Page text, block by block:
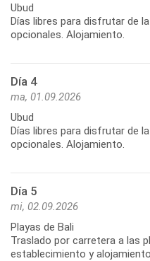
Ubud
Días libres para disfrutar de
opcionales. Alojamiento.
Día 4
ma, 01.09.2026
Ubud
Días libres para disfrutar de
opcionales. Alojamiento.
Día 5
mi, 02.09.2026
Playas de Bali
Traslado por carretera a las
establecimiento y alojamiento.